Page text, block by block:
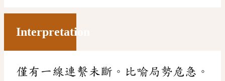
Interpretation
僅有一線連繫未斷。比喻局勢危急。